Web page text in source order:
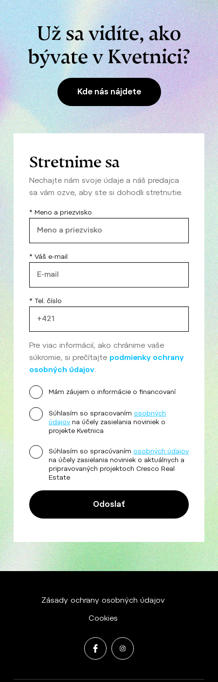
Už sa vidíte, ako
bývate v Kvetnici?
Kde nás nájdete
Stretnime sa
Nechajte nám svoje údaje a náš predajca
sa vám ozve, aby ste si dohodli stretnutie.
* Meno a priezvisko
* Váš e-mail
* Tel. číslo
Pre viac informácií, ako chránime vaše
súkromie, si prečítajte podmienky ochrany
osobných údajov.
Mám záujem o informácie o financovaní
Súhlasím so spracovaním osobných
údajov na účely zasielania noviniek o
projekte Kvetnica
Súhlasím so spracúvaním osobných údajov
na účely zasielania noviniek o aktuálnych a
pripravovaných projektoch Cresco Real
Estate
Zásady ochrany osobných údajov
Cookies